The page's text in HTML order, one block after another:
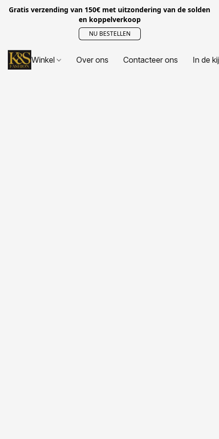
Gratis verzending van 150€ met uitzondering van de solden
en koppelverkoop
NU BESTELLEN
Winkel Over ons Contacteer ons In de